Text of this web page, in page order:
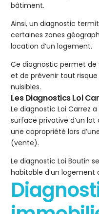
bâtiment.
Ainsi, un diagnostic
certaines zones
location d’un logement.
Ce diagnostic permet de
et de prévenir tout
nuisibles.
Les Diagnostics Loi
Le diagnostic Loi Carrez
surface privative d’un
une copropriété lors
(vente).
Le diagnostic Loi Boutin
habitable d’un logement